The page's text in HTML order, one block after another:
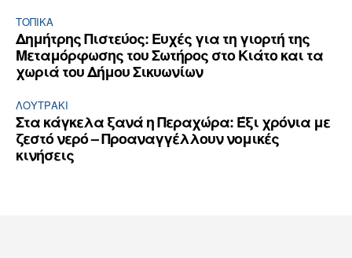
ΤΟΠΙΚΑ
Δημήτρης Πιστεύος: Ευχές για τη γιορτή της
Μεταμόρφωσης του Σωτήρος στο Κιάτο και τα
χωριά του Δήμου Σικυωνίων
ΛΟΥΤΡΆΚΙ
Στα κάγκελα ξανά η Περαχώρα: Έξι χρόνια με
ζεστό νερό – Προαναγγέλλουν νομικές
κινήσεις